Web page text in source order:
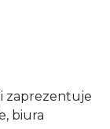
zaprezentuje
biura